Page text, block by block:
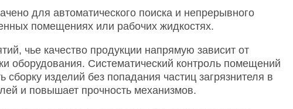
для автоматического поиска и непрерывного
помещениях или рабочих жидкостях.
чье качество продукции напрямую зависит от
оборудования. Систематический контроль помещений
изделий без попадания частиц загрязнителя в
и повышает прочность механизмов.